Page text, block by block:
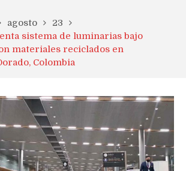
agosto
23
sistema de luminarias bajo
materiales reciclados en
Colombia